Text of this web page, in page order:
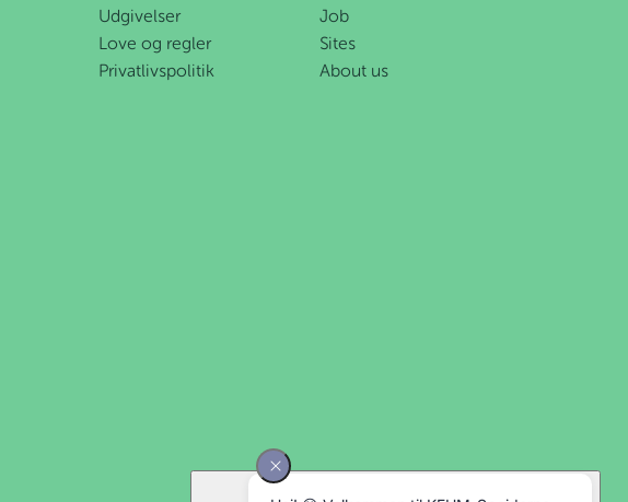
Udgivelser
Love og regler
Privatlivspolitik
Job
Sites
About us